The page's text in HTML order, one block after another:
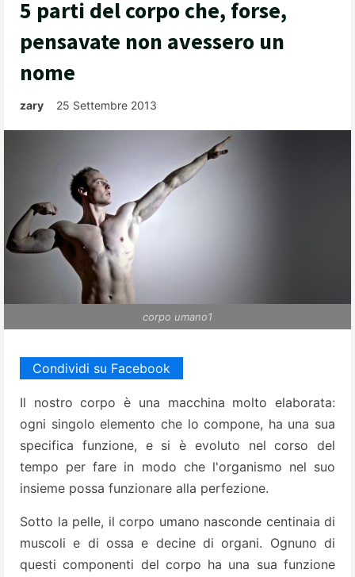
5 parti del corpo che, forse,
pensavate non avessero un
nome
zary 25 Settembre 2013
corpo umano1
Condividi su Facebook
Il nostro corpo è una macchina molto elaborata:
ogni singolo elemento che lo compone, ha una sua
specifica funzione, e si è evoluto nel corso del
tempo per fare in modo che l'organismo nel suo
insieme possa funzionare alla perfezione.
Sotto la pelle, il corpo umano nasconde centinaia di
muscoli e di ossa e decine di organi. Ognuno di
questi componenti del corpo ha una sua funzione